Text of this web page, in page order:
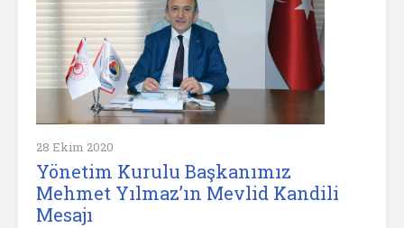
28 Ekim 2020
Yönetim Kurulu Başkanımız
Mehmet Yılmaz’ın Mevlid Kandili
Mesajı